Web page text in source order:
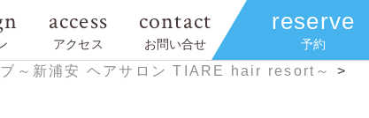
access
アクセス
contact
お問い合せ
reserve
予約
～新浦安 ヘアサロン TIARE hair resort～
>